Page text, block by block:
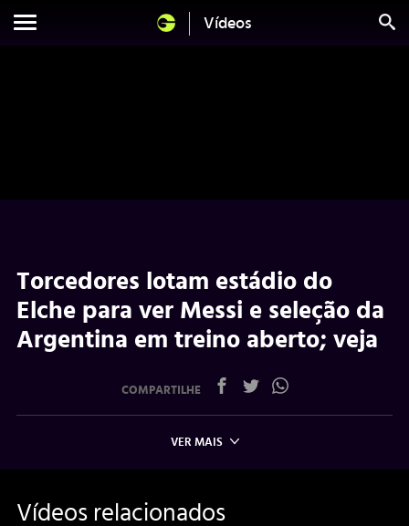
Vídeos
Torcedores lotam estádio do
Elche para ver Messi e seleção da
Argentina em treino aberto; veja
COMPARTILHE
VER MAIS
Vídeos relacionados